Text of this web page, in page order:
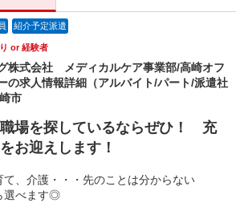
紹介予定派遣
or 経験者
株式会社 メディカルケア事業部/高崎オフ
の求人情報詳細（アルバイト/パート/派遣社
市
場を探しているならぜひ！ 充
お迎えします！
て、介護・・・先のことは分からない
選べます◎